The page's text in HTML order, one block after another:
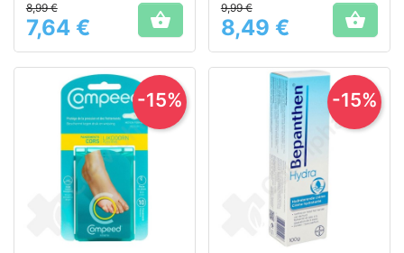
Prix
8,99 €
7,64 € 
efficace des cors
Prix
9,99 €
8,49 € 
-15% -15%